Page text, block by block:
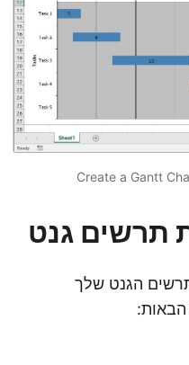
Create a Gantt
תרשים גנט
הגנט שלך
הבאות: